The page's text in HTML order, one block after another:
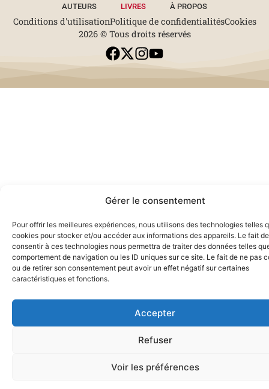
Gérer le consentement
Pour offrir les meilleures expériences, nous utilisons des technologies telles
cookies pour stocker et/ou accéder aux informations des appareils. Le fait de
consentir à ces technologies nous permettra de traiter des données telles
comportement de navigation ou les ID uniques sur ce site. Le fait de ne pas
ou de retirer son consentement peut avoir un effet négatif sur certaines
caractéristiques et fonctions.
Accepter
Refuser
Voir les préférences
AUTEURS LIVRES À PROPOS
Conditions d'utilisationPolitique de confidentialitésCookies
2026 © Tous droits réservés